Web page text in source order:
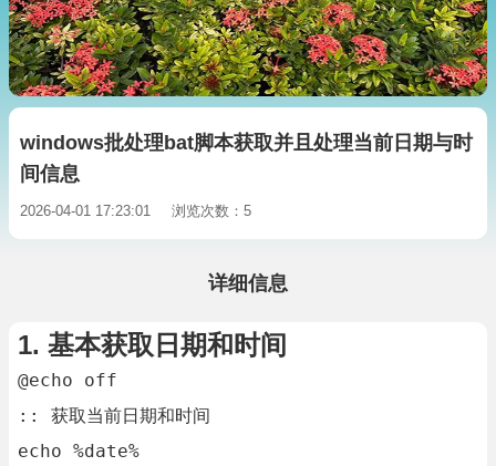
windows批处理bat脚本获取并且处理当前日期与时
间信息
2026-04-01 17:23:01 浏览次数：5
详细信息
1. 基本获取日期和时间
@echo off
:: 获取当前日期和时间
echo %date%